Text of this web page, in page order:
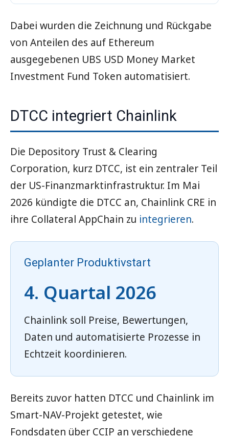
Dabei wurden die Zeichnung und Rückgabe
von Anteilen des auf Ethereum
ausgegebenen UBS USD Money Market
Investment Fund Token automatisiert.
DTCC integriert Chainlink
Die Depository Trust & Clearing
Corporation, kurz DTCC, ist ein zentraler Teil
der US-Finanzmarktinfrastruktur. Im Mai
2026 kündigte die DTCC an, Chainlink CRE in
ihre Collateral AppChain zu integrieren.
Geplanter Produktivstart
4. Quartal 2026
Chainlink soll Preise, Bewertungen,
Daten und automatisierte Prozesse in
Echtzeit koordinieren.
Bereits zuvor hatten DTCC und Chainlink im
Smart-NAV-Projekt getestet, wie
Fondsdaten über CCIP an verschiedene